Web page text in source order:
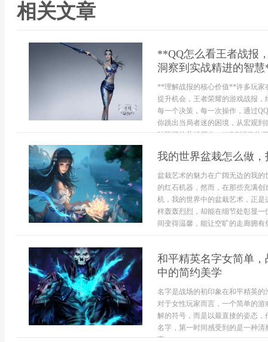
相关文章
**QQ怎么看王者战报
洞察到实战精进的智
**理解战报的核心价值**许多玩家
提升机会，王者荣耀的游戏战报
每一个决策，每一次操作，通过
你跳出当局者迷的困境，从宏观
破瓶颈的关键所在。**QQ端口的
我的世界盆栽怎么做
盆栽艺术的魅力在广阔无边的我
的红石机器，然而，在那些充满
机，我的世界中的盆栽艺术，正
样轰轰烈烈，却能在细节处彰显
间变得温馨，能让空旷的走廊拥
和平精英名字女简单
中的简约美学
名字是战场的初印象在和平精英
对于女性玩家而言，一个简单的
解的符号，而是以最直接的姿态
名字，第一时间感受到的是一种
高...